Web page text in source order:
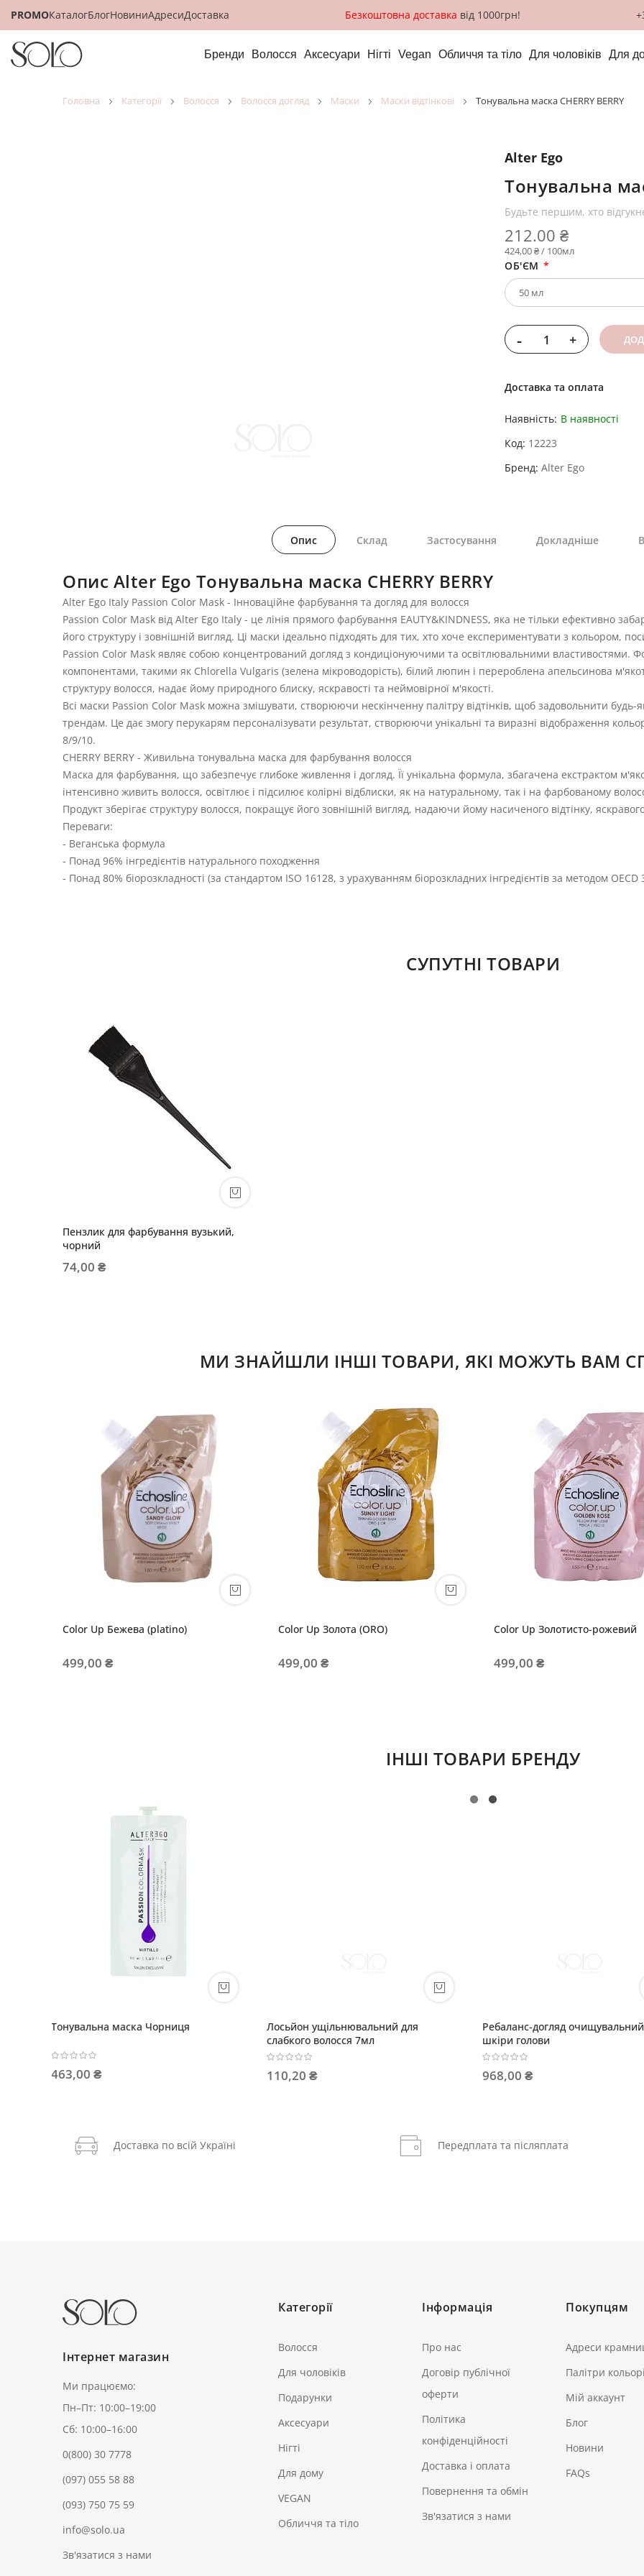
PROMOКаталогБлогНовиниАдресиДоставка Безкоштовна доставка від 1000грн!
Бренди Волосся Аксесуари Нігті Vegan Обличчя та тіло Для чоловіків Для
головна категорії волосся волосся догляд маски маски відтінкові Тонувальна маска CHERRY BERRY
Alter Ego
Тонувальна
Будьте першим, хто
212.00 ₴
424,00 ₴ / 100мл
ОБ'ЄМ
- +
Доставка та оплата
Наявність: В наявності
Код 12223
Бренд Alter Ego
Опис
Опис Alter Ego Тонувальна маска CHERRY BERRY
Alter Ego Italy Passion Color Mask - Інноваційне фарбування та догляд для волосся
Passion Color Mask від Alter Ego Italy - це лінія прямого фарбування EAUTY&KINDNESS, яка не тільки ефективно
його структуру і зовнішній вигляд. Ці маски ідеально підходять для тих, хто хоче експериментувати з кольором,
Passion Color Mask являє собою концентрований догляд з кондиціонуючими та освітлювальними властивостями.
компонентами, такими як Chlorella Vulgaris (зелена мікроводорість), білий люпин і перероблена апельсинова
структуру волосся, надає йому природного блиску, яскравості та неймовірної м'якості.
Всі маски Passion Color Mask можна змішувати, створюючи нескінченну палітру відтінків, щоб задовольнити будь-
трендам. Це дає змогу перукарям персоналізувати результат, створюючи унікальні та виразні відображення
8/9/10.
CHERRY BERRY - Живильна тонувальна маска для фарбування волосся
Маска для фарбування, що забезпечує глибоке живлення і догляд. Її унікальна формула, збагачена екстрактом
інтенсивно живить волосся, освітлює і підсилює колірні відблиски, як на натуральному, так і на фарбованому
Продукт зберігає структуру волосся, покращує його зовнішній вигляд, надаючи йому насиченого відтінку,
Переваги:
- Веганська формула
- Понад 96% інгредієнтів натурального походження
- Понад 80% біорозкладності (за стандартом ISO 16128, з урахуванням біорозкладних інгредієнтів за методом OECD
Склад Застосування Докладніше
СУПУТНІ ТОВАРИ
Пензлик для фарбування вузький,
чорний
74,00 ₴
МИ ЗНАЙШЛИ ІНШІ ТОВАРИ, ЯКІ МОЖУТЬ ВАМ
Color Up Бежева (platino)
499,00 ₴
Color Up Золота (ORO)
499,00 ₴
Color Up Золотисто-рожевий
499,00 ₴
ІНШІ ТОВАРИ БРЕНДУ
Ребаланс-догляд очищувальний для
968,00 ₴
Тонувальна маска VANILLA SKY
212,00 ₴
BE BLONDE Незмивний мус
520,00 ₴
Доставка по всій Україні Передплата та післяплата
Інтернет магазин
Ми працюємо:
Пн–Пт: 10:00–19:00
Сб: 10:00–16:00
0(800) 30 7778
(097) 055 58 88
(093) 750 75 59
info@solo.ua
Зв'язатися з нами
Категорії
Волосся
Для чоловіків
Подарунки
Аксесуари
Нігті
Для дому
VEGAN
Обличчя та тіло
Інформація
Про нас
Договір публічної
оферти
Політика
конфіденційності
Доставка і оплата
Повернення та обмін
Зв'язатися з нами
Покупцям
Адреси
Палітри
Мій аккаунт
Блог
Новини
FAQs